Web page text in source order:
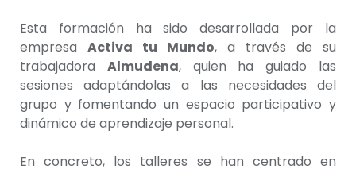
Esta formación ha sido desarrollada por la
empresa Activa tu Mundo, a través de su
trabajadora Almudena, quien ha guiado las
sesiones adaptándolas a las necesidades del
grupo y fomentando un espacio participativo y
dinámico de aprendizaje personal.
En concreto, los talleres se han centrado en